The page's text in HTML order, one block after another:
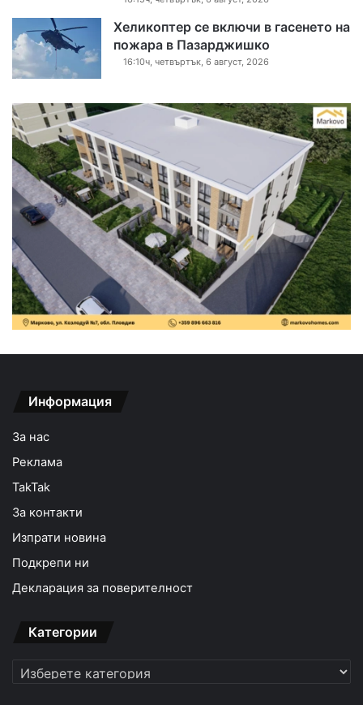
Хеликоптер се включи в гасенето на
пожара в Пазарджишко
16:10ч, четвъртък, 6 август, 2026
Информация
За нас
Реклама
TakTak
За контакти
Изпрати новина
Подкрепи ни
Декларация за поверителност
Категории
Категории